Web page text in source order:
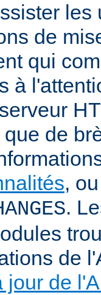
les
de
qui
à
que de
,
.
de
jour de